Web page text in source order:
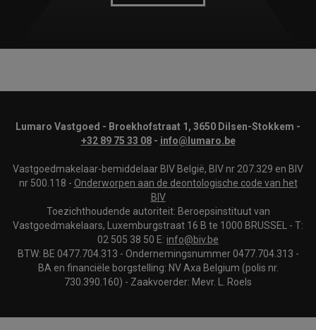
Lumaro Vastgoed - Broekhofstraat 1, 3650 Dilsen-Stokkem -
+32 89 75 33 08- info@lumaro.be
Vastgoedmakelaar-bemiddelaar BIV België, BIV nr 207.329 en BIV
nr 500.118 - Onderworpen aan de deontologische code van het
BIV
Toezichthoudende autoriteit: Beroepsinstituut van
Vastgoedmakelaars, Luxemburgstraat 16 B te 1000 BRUSSEL - T:
02 505 38 50 E: info@biv.be
BTW: BE 0477.704.313 - Ondernemingsnummer 0477.704.313 -
BA en financiële borgstelling: NV Axa Belgium (polis nr.
730.390.160) - Zaakvoerder: Mevr. L. Roels